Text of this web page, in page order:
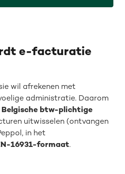
e-facturatie
wil afrekenen met
administratie. Daarom
Belgische btw-plichtige
uitwisselen (ontvangen
in het
16931-formaat.